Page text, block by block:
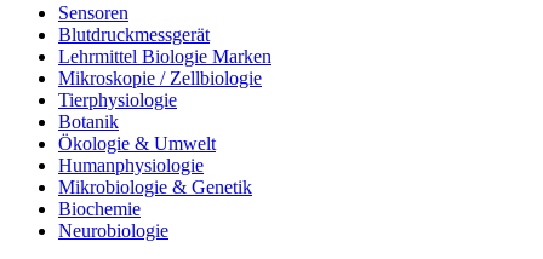
Sensoren
Blutdruckmessgerät
Lehrmittel Biologie Marken
Mikroskopie / Zellbiologie
Tierphysiologie
Botanik
Ökologie & Umwelt
Humanphysiologie
Mikrobiologie & Genetik
Biochemie
Neurobiologie